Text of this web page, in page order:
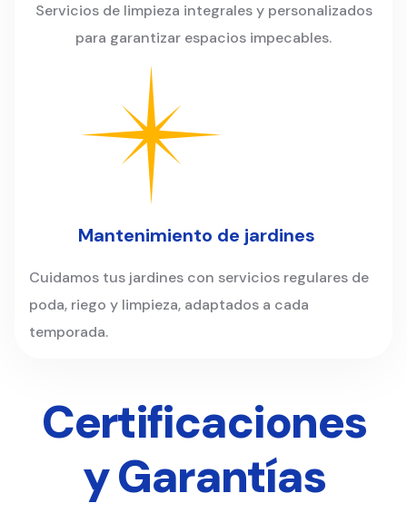
Servicios de limpieza integrales y personalizados
para garantizar espacios impecables.
Mantenimiento de jardines
Cuidamos tus jardines con servicios regulares de
poda, riego y limpieza, adaptados a cada
temporada.
Certificaciones
y Garantías